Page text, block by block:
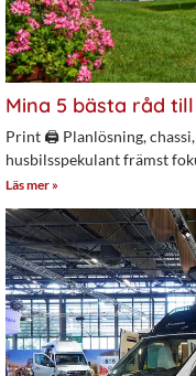
Mina 5 bästa råd
Print 🖨 Planlösning,
husbilsspekulant främst
Läs mer »